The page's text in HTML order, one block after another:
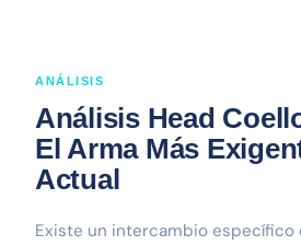
ANÁLISIS
Análisis Head
El Arma Más
Actual
Existe un intercambio específico